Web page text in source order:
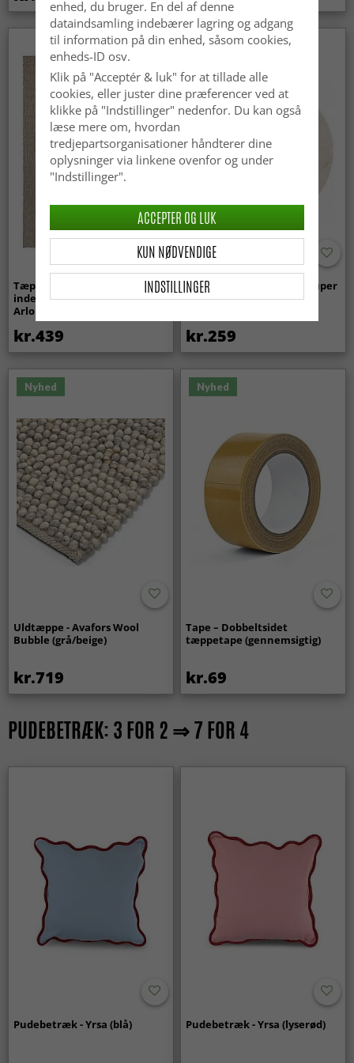
Tæpper til
indendørs/udendørs brug -
Arlo (beige)
kr.439
Runde tæpper - Aranga Super
Soft Fur (beige)
kr.259
Nyhed
Uldtæppe - Avafors Wool
Bubble (grå/beige)
kr.719
Nyhed
Tape – Dobbeltsidet
tæppetape (gennemsigtig)
kr.69
PUDEBETRÆK: 3 FOR 2 ⇒ 7 FOR 4
Pudebetræk - Yrsa (blå) Pudebetræk - Yrsa (lyserød)
enhed, du bruger. En del af denne
dataindsamling indebærer lagring og adgang
til information på din enhed, såsom cookies,
enheds-ID osv.
Klik på "Acceptér & luk" for at tillade alle
cookies, eller juster dine præferencer ved at
klikke på "Indstillinger" nedenfor. Du kan også
læse mere om, hvordan
tredjepartsorganisationer håndterer dine
oplysninger via linkene ovenfor og under
"Indstillinger".
INDSTILLINGER
KUN NØDVENDIGE
ACCEPTER OG LUK